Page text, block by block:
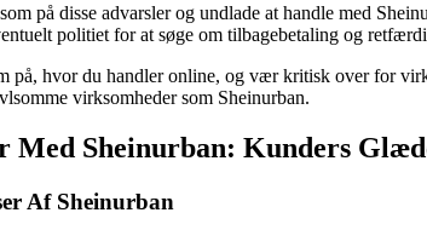
på disse advarsler og undlade at handle med
politiet for at søge om tilbagebetaling og
hvor du handler online, og vær kritisk over for
virksomheder som Sheinurban.
Med Sheinurban: Kunders
Af Sheinurban